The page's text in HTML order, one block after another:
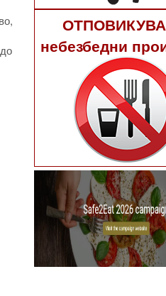
небезбедни